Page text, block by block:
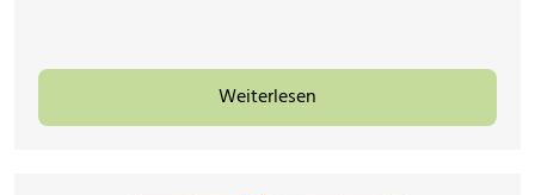
Weiterlesen